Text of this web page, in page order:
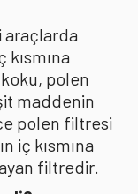
araçlarda
kısmına
polen
maddenin
polen filtresi
iç kısmına
filtredir.